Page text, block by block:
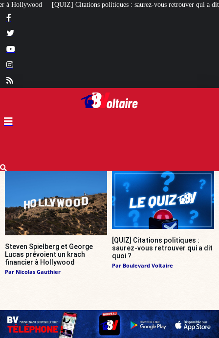
: saurez-vous retrouver qui a dit quoi ? À 97 ans, le cardinal
Steven Spielberg et George
Lucas prévoient un krach
financier à Hollywood
Par Nicolas Gauthier
[QUIZ] Citations politiques :
saurez-vous retrouver qui a dit
quoi ?
Par Boulevard Voltaire